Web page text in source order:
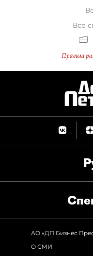
Все
Правила
АО «ДП Бизнес
О СМИ